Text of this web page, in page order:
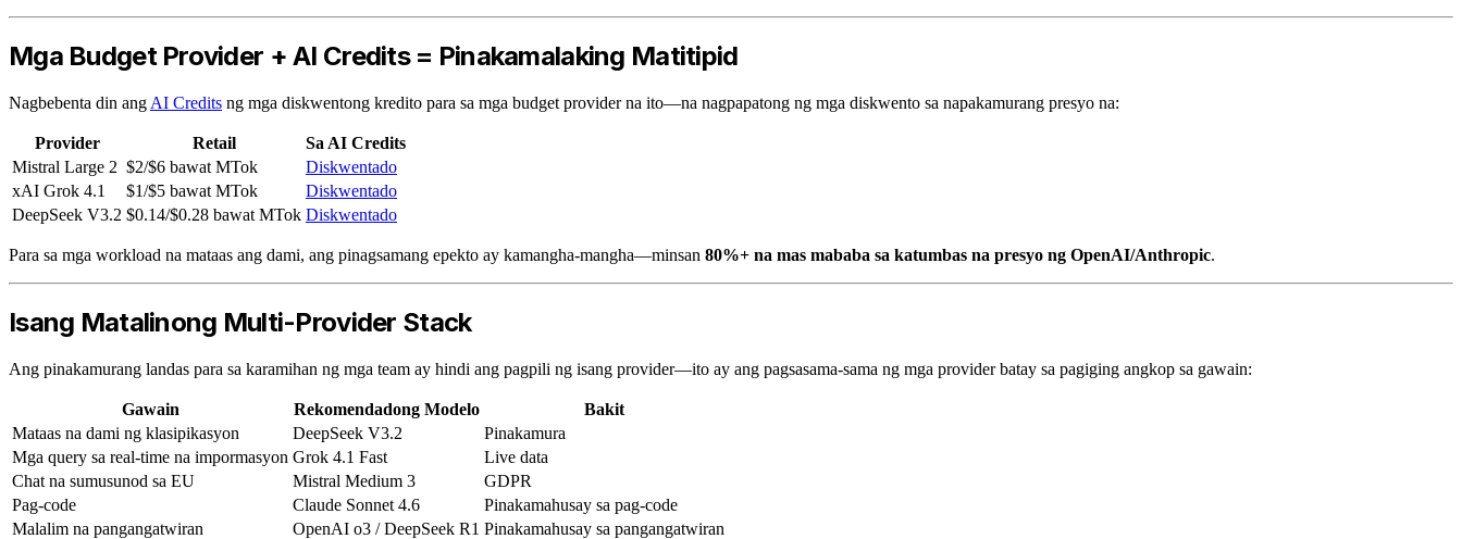
Mga Budget Provider + AI Credits = Pinakamalaking Matitipid
Nagbebenta din ang AI Credits ng mga diskwentong kredito para sa mga budget provider na ito—na nagpapatong ng mga diskwento sa napakamurang presyo na:
Provider Retail
Sa AI Credits
Mistral Large 2 $2/$6 bawat MTok
Diskwentado
xAI Grok 4.1
$1/$5 bawat MTok
Diskwentado
DeepSeek V3.2 $0.14/$0.28 bawat MTok Diskwentado
Para sa mga workload na mataas ang dami, ang pinagsamang epekto ay kamangha-mangha—minsan 80%+ na mas mababa sa katumbas na presyo ng OpenAI/Anthropic.
Isang Matalinong Multi-Provider Stack
Ang pinakamurang landas para sa karamihan ng mga team ay hindi ang pagpili ng isang provider—ito ay ang pagsasama-sama ng mga provider batay sa pagiging angkop sa gawain:
Gawain Rekomendadong Modelo
Bakit
Mataas na dami ng klasipikasyon
DeepSeek V3.2
Pinakamura
Mga query sa real-time na impormasyon Grok 4.1 Fast
Live data
Chat na sumusunod sa EU
Mistral Medium 3
GDPR
Pag-code
Claude Sonnet 4.6
Pinakamahusay sa pag-code
Malalim na pangangatwiran
OpenAI o3 / DeepSeek R1 Pinakamahusay sa pangangatwiran